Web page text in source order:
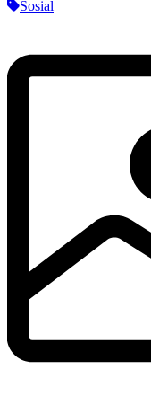
Sosial